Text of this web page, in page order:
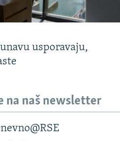
usporavaju,
na naš newsletter